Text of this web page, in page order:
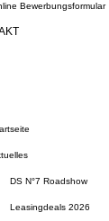
Bewerbungsformular
DS N°7 Roadshow
Leasingdeals 2026